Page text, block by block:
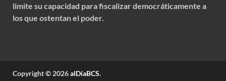
limite su capacidad para fiscalizar democráticamente a
los que ostentan el poder.
Copyright © 2026alDíaBCS.